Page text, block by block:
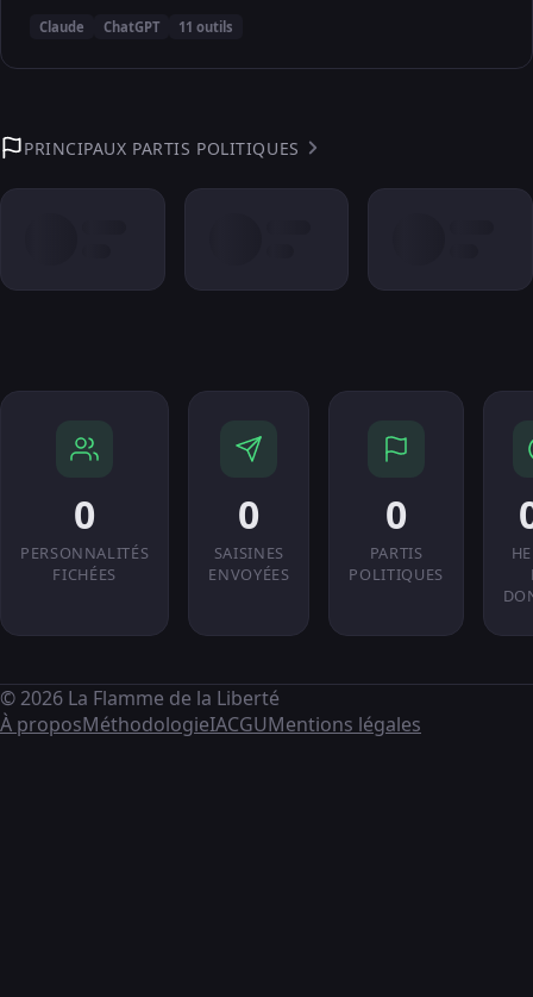
Claude ChatGPT 11 outils
PRINCIPAUX PARTIS POLITIQUES
0
PERSONNALITÉS
FICHÉES
0
SAISINES
ENVOYÉES
0
PARTIS
POLITIQUES
© 2026 La Flamme de la Liberté
À proposMéthodologieIACGUMentions légales